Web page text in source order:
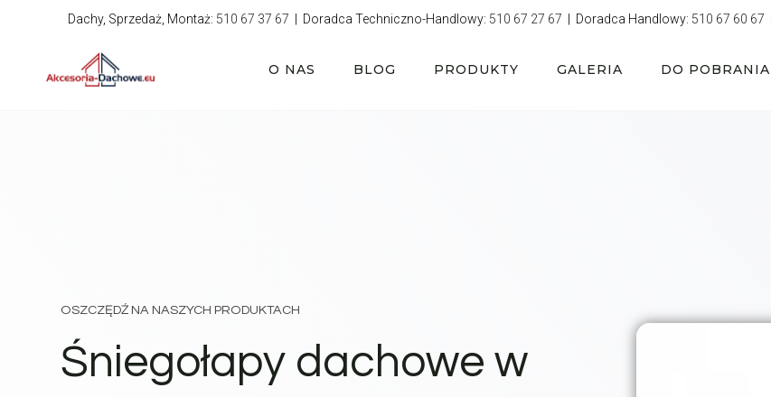
Dachy, Sprzedaż, Montaż: 510 67 37 67 | Doradca Techniczno-Handlowy: 510 67 27 67 | Doradca Handlowy: 510 67 60 67
O NAS BLOG PRODUKTY GALERIA DO POBRANIA
OSZCZĘDŹ NA NASZYCH PRODUKTACH
Śniegołapy dachowe w